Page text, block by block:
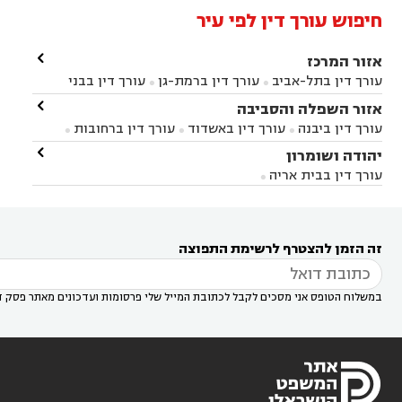
חיפוש עורך דין לפי עיר
אזור המרכז
עורך דין בתל-אביב  עורך דין ברמת-גן 
עורך דין בבני
ברק עורך דין בפתח תקווה עורך דין בראשון לציון
עורך דין ברחובות עורך דין בנס ציונה
במודיעין
עורך דין בהרצליה עורך דין בחולון
עורך
דין בקרית אונו
אונו
עורך דין בבת ים
דין בשוהם 

אזור השפלה והסביבה
עורך דין ביבנה  עורך דין באשדוד  עורך דין ברחובות 
עורך דין בראשון לציון עורך דין במודיעין
עורך דין
בבאר יעקב
עורך דין בגדרה

יהודה ושומרון
עורך דין בבית אריה 

זה הזמן להצטרף לרשימת התפוצה
במשלוח הטופס אני מסכים לקבל לכתובת המייל שלי פרסומות ועדכונים מאתר פסק